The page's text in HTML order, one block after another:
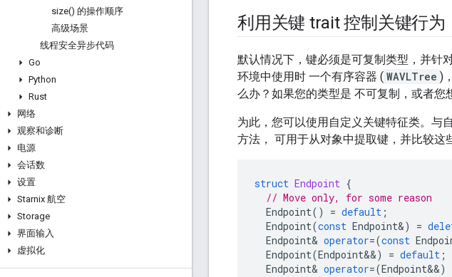
size() 的操作顺序
高级场景
线程安全异步代码
Go
Python
Rust
网络
观察和诊断
电源
会话数
设置
Starnix 航空
Storage
界面输入
虚拟化
利用关键 trait 控制关键行为
默认情况下，键必须是可复制类型，并针
环境中使用时 一个有序容器 ( WAVLTree )
么办？如果您的类型是 不可复制，或者您
为此，您可以使用自定义关键特征类。与
方法， 可用于从对象中提取键，并比较这
struct Endpoint {
// Move only, for some reason
Endpoint() = default ;
Endpoint(const Endpoint&) =
Endpoint& operator=(const
Endpoint(Endpoint&&) = default ;
Endpoint& operator=(Endpoint&&)